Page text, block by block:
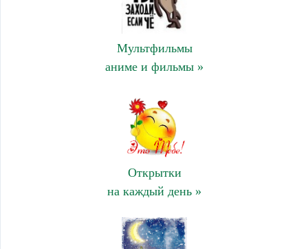
Мультфильмы
аниме и фильмы »
Открытки
на каждый день »